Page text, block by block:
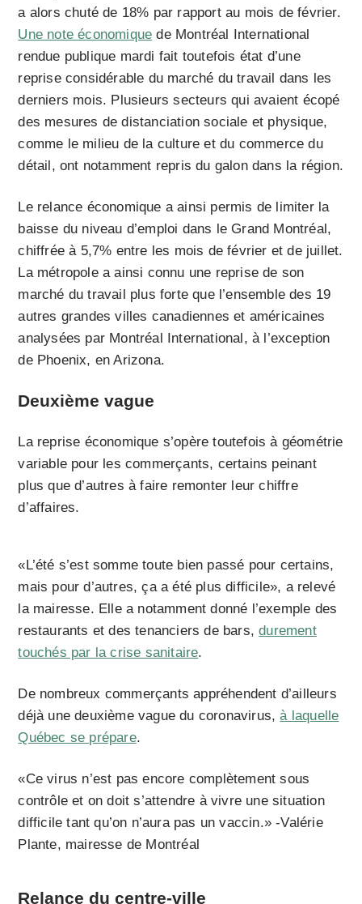
a alors chuté de 18% par rapport au mois de février.
Une note économique de Montréal International
rendue publique mardi fait toutefois état d’une
reprise considérable du marché du travail dans les
derniers mois. Plusieurs secteurs qui avaient écopé
des mesures de distanciation sociale et physique,
comme le milieu de la culture et du commerce du
détail, ont notamment repris du galon dans la région.
Le relance économique a ainsi permis de limiter la
baisse du niveau d’emploi dans le Grand Montréal,
chiffrée à 5,7% entre les mois de février et de juillet.
La métropole a ainsi connu une reprise de son
marché du travail plus forte que l’ensemble des 19
autres grandes villes canadiennes et américaines
analysées par Montréal International, à l’exception
de Phoenix, en Arizona.
Deuxième vague
La reprise économique s’opère toutefois à géométrie
variable pour les commerçants, certains peinant
plus que d’autres à faire remonter leur chiffre
d’affaires.
«L’été s’est somme toute bien passé pour certains,
mais pour d’autres, ça a été plus difficile», a relevé
la mairesse. Elle a notamment donné l’exemple des
restaurants et des tenanciers de bars,durement
touchés par la crise sanitaire.
De nombreux commerçants appréhendent d’ailleurs
déjà une deuxième vague du coronavirus,à laquelle
Québec se prépare.
«Ce virus n’est pas encore complètement sous
contrôle et on doit s’attendre à vivre une situation
difficile tant qu’on n’aura pas un vaccin.» -Valérie
Plante, mairesse de Montréal
Relance du centre-ville